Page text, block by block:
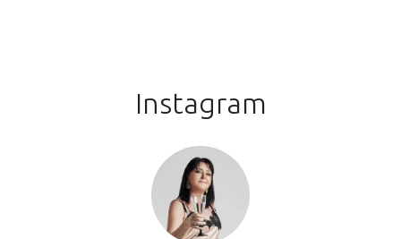
Instagram